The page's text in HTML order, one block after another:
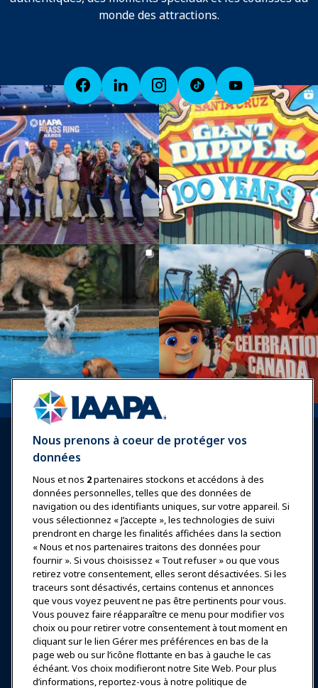
monde des attractions.
Se connecter Rejoindre maintenant
Récompenses Carrières
Contact
Expositions et Événements
Nouvelles & Funworld
Éducation
Sécurité & Protection
Nous prenons à coeur de protéger vos
données
Nous et nos 2partenaires stockons et accédons à des
données personnelles, telles que des données de
navigation ou des identifiants uniques, sur votre appareil. Si
vous sélectionnez « J’accepte », les technologies de suivi
prendront en charge les finalités affichées dans la section
« Nous et nos partenaires traitons des données pour
fournir ». Si vous choisissez « Tout refuser » ou que vous
retirez votre consentement, elles seront désactivées. Si les
traceurs sont désactivés, certains contenus et annonces
que vous voyez peuvent ne pas être pertinents pour vous.
Vous pouvez faire réapparaître ce menu pour modifier vos
choix ou pour retirer votre consentement à tout moment en
cliquant sur le lien Gérer mes préférences en bas de la
page web ou sur l’icône flottante en bas à gauche le cas
échéant. Vos choix modifieront notre Site Web. Pour plus
d’informations, reportez-vous à notre politique de